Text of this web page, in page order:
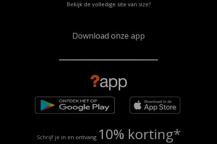
Bekijk de volledige site van size?
Download onze app
Schrijf je in en ontvang 10% korting*